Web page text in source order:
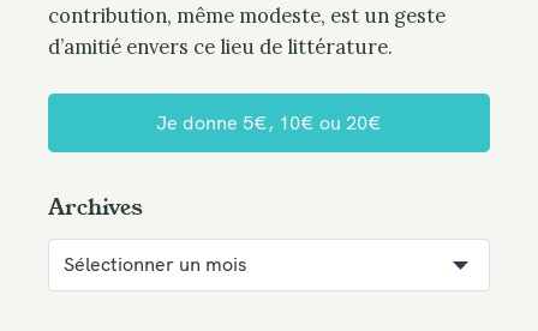
contribution, même modeste, est un geste
d’amitié envers ce lieu de littérature.
Je donne 5€, 10€ ou 20€
Archives
r